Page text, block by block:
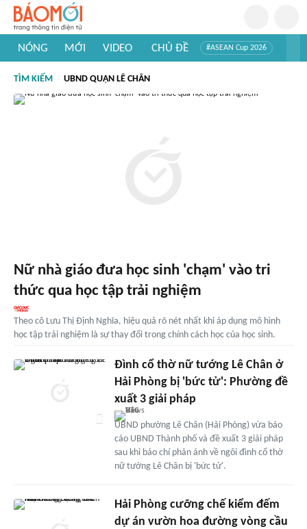
NÓNG MỚI VIDEO CHỦ ĐỀ #ASEAN Cup 2026
#Khám phá thế giới
TÌM KIẾM UBND QUẬN LÊ CHÂN
Nữ nhà giáo đưa học sinh 'chạm' vào tri
thức qua học tập trải nghiệm
Theo cô Lưu Thị Định Nghĩa, hiệu quả rõ nét nhất khi áp dụng mô hình
học tập trải nghiệm là sự thay đổi trong chính cách học của học sinh.
Đình cổ thờ nữ tướng Lê Chân ở
Hải Phòng bị 'bức tử': Phường đề
xuất 3 giải pháp
UBND phường Lê Chân (Hải Phòng) vừa báo
cáo UBND Thành phố và đề xuất 3 giải pháp
sau khi báo chí phản ánh về ngôi đình cổ thờ
nữ tướng Lê Chân bị 'bức tử'.
Hải Phòng cưỡng chế kiểm đếm
dự án vườn hoa đường vòng cầu